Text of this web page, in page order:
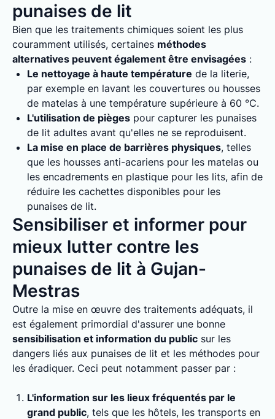
punaises de lit
Bien que les traitements chimiques soient les plus
couramment utilisés, certaines méthodes
alternatives peuvent également être envisagées :
Le nettoyage à haute température de la literie,
par exemple en lavant les couvertures ou housses
de matelas à une température supérieure à 60 °C.
L'utilisation de pièges pour capturer les punaises
de lit adultes avant qu'elles ne se reproduisent.
La mise en place de barrières physiques, telles
que les housses anti-acariens pour les matelas ou
les encadrements en plastique pour les lits, afin de
réduire les cachettes disponibles pour les
punaises de lit.
Sensibiliser et informer pour
mieux lutter contre les
punaises de lit à Gujan-
Mestras
Outre la mise en œuvre des traitements adéquats, il
est également primordial d'assurer une bonne
sensibilisation et information du public sur les
dangers liés aux punaises de lit et les méthodes pour
les éradiquer. Ceci peut notamment passer par :
L'information sur les lieux fréquentés par le
grand public, tels que les hôtels, les transports en